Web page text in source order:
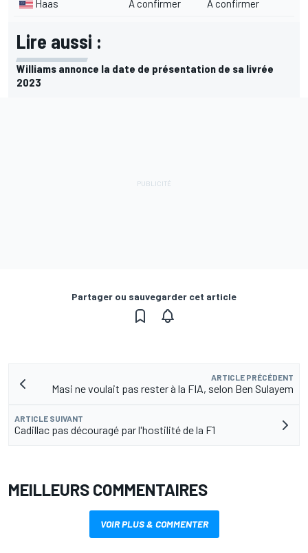
Haas À confirmer À confirmer
Lire aussi :
Williams annonce la date de présentation de sa livrée
2023
Partager ou sauvegarder cet article
ARTICLE PRÉCÉDENT
Masi ne voulait pas rester à la FIA, selon Ben Sulayem
ARTICLE SUIVANT
Cadillac pas découragé par l'hostilité de la F1
MEILLEURS COMMENTAIRES
VOIR PLUS & COMMENTER